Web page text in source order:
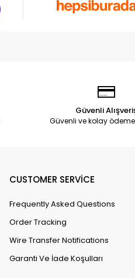
Güvenli
Güvenli ve kolay
CUSTOMER SERVİCE
Frequently Asked Questions
Order Tracking
Wire Transfer Notifications
Garanti Ve İade Koşulları